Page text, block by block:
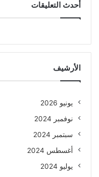
أحدث التعليقات
الأرشيف
يونيو 2026
نوفمبر 2024
سبتمبر 2024
أغسطس 2024
يوليو 2024